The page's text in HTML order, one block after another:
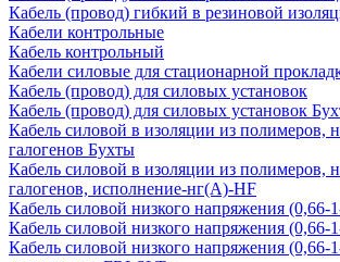
Кабель (провод) гибкий в резиновой
Кабели контрольные
Кабель контрольный
Кабели силовые для стационарной
Кабель (провод) для силовых установок
Кабель (провод) для силовых установок
Кабель силовой в изоляции из полимеров,
галогенов Бухты
Кабель силовой в изоляции из полимеров,
галогенов, исполнение-нг(А)-HF
Кабель силовой низкого напряжения (0,66-
Кабель силовой низкого напряжения
Кабель силовой низкого напряжения (0,66-